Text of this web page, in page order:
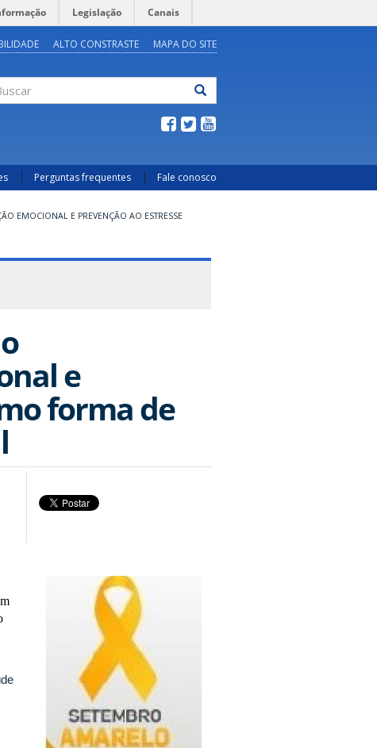
Legislação Canais
ALTO CONSTRASTE MAPA DO SITE
Perguntas frequentes Fale conosco
EMOCIONAL E PREVENÇÃO AO ESTRESSE
e
forma de